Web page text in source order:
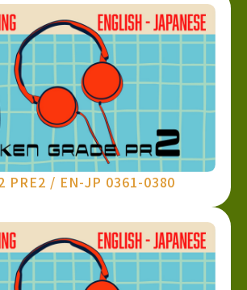
PRE2 / EN-JP 0361-0380